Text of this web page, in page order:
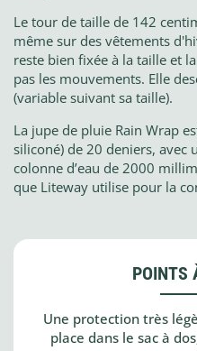
Le tour de taille de 142
même sur des vêtements
reste bien fixée à la taille et
pas les mouvements. Elle
(variable suivant sa taille).
La jupe de pluie Rain Wrap
siliconé) de 20 deniers, avec
colonne d’eau de 2000
que Liteway utilise pour la
POINTS
Une protection très
place dans le sac à